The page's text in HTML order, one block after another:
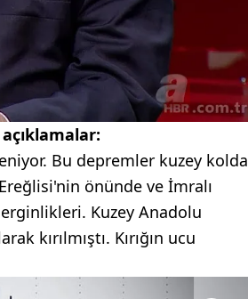
Bu depremler kuzey kolda
önünde ve İmralı
Kuzey Anadolu
kırılmıştı. Kırığın ucu